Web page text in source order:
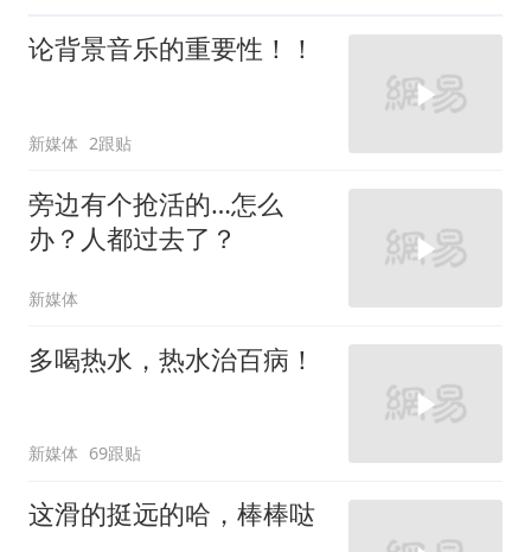
论背景音乐的重要性！！
新媒体 2跟贴
旁边有个抢活的…怎么
办？人都过去了？
新媒体
多喝热水，热水治百病！
新媒体 69跟贴
这滑的挺远的哈，棒棒哒